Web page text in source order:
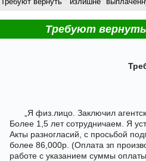
Требуют
„Я физ.лицо. Заключил
Более 1,5 лет сотрудничаем. Я
Акты разногласий, с просьбой
более 86,000р. (Оплата зп
работе с указанием суммы